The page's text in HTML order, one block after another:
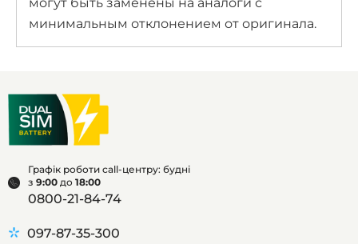
минимальным отклонением от оригинала.
Графік роботи call-центру: будні
з 9:00 до 18:00
0800-21-84-74
097-87-35-300